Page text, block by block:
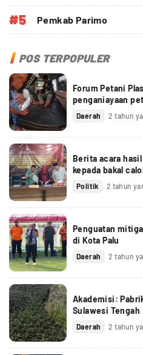
#5 Pemkab Parimo
POS TERPOPULER
Forum Petani
penganiayaan
Daerah 2 tahun
Berita acara
kepada bakal
Politik 2 tahun
Penguatan
di Kota Palu
Daerah 2 tahun
Akademisi:
Sulawesi Tengah
Daerah 2 tahun